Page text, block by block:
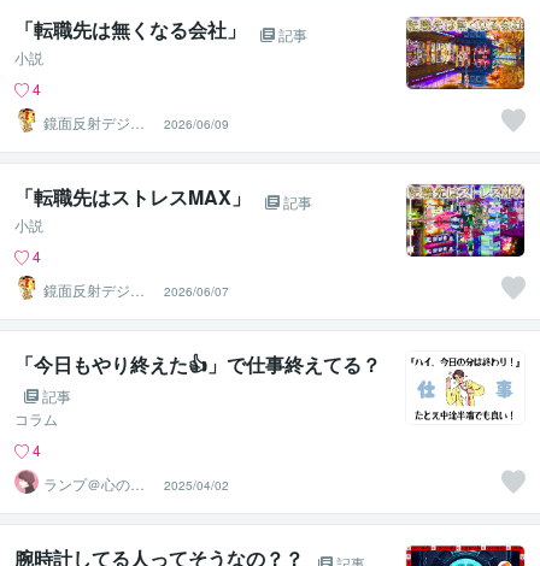
「転職先は無くなる会社」
記事
小説
4
鏡面反射デジタ
ルアート製作所
（鈴木穣）
2026/06/09
「転職先はストレスMAX」
記事
小説
4
鏡面反射デジタ
ルアート製作所
（鈴木穣）
2026/06/07
「今日もやり終えた👍」で仕事終えてる？
記事
コラム
4
ランプ＠心のお
悩み解決専門家
2025/04/02
腕時計してる人ってそうなの？？